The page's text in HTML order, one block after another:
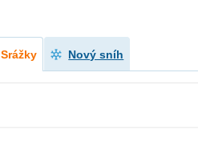
Srážky Nový sníh